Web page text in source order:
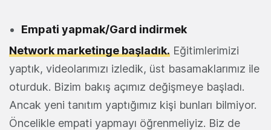
Empati yapmak/Gard indirmek
Network marketinge başladık. Eğitimlerimizi
yaptık, videolarımızı izledik, üst basamaklarımız ile
oturduk. Bizim bakış açımız değişmeye başladı.
Ancak yeni tanıtım yaptığımız kişi bunları bilmiyor.
Öncelikle empati yapmayı öğrenmeliyiz. Biz de